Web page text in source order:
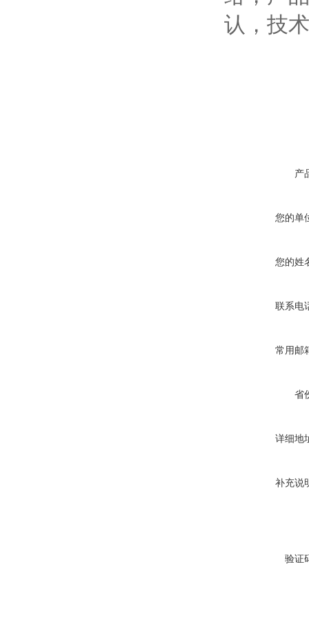
认，技
产
您的单
您的姓
联系电
常用邮
省
详细地
补充说
验证